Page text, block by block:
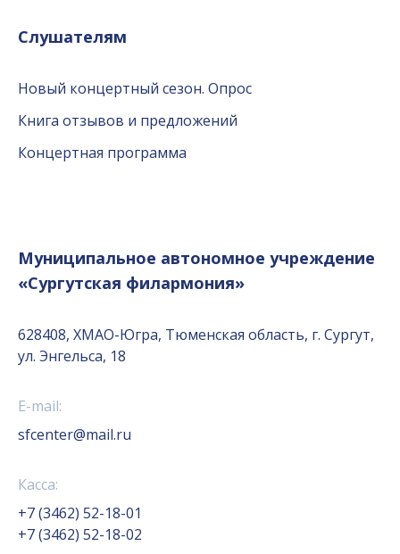
Слушателям
Новый концертный сезон. Опрос
Книга отзывов и предложений
Концертная программа
Муниципальное автономное учреждение
«Сургутская филармония»
628408, ХМАО-Югра, Тюменская область, г. Сургут,
ул. Энгельса, 18
E-mail:
sfcenter@mail.ru
Касса:
+7 (3462) 52-18-01
+7 (3462) 52-18-02